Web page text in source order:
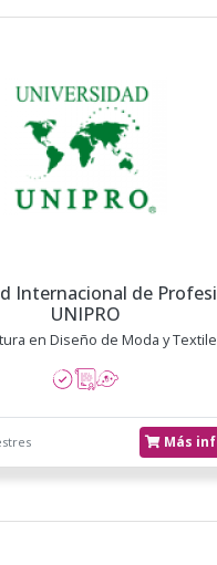
Internacional de
UNIPRO
en Diseño de Moda y
Más